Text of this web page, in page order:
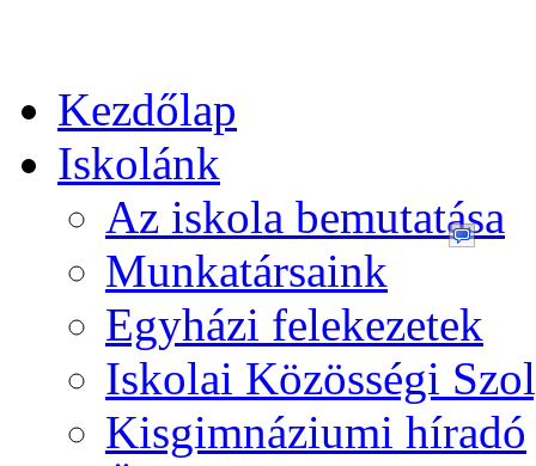
Kezdőlap
Iskolánk
Az iskola bemutatása
Munkatársaink
Egyházi felekezetek
Iskolai Közösségi
Kisgimnáziumi híradó